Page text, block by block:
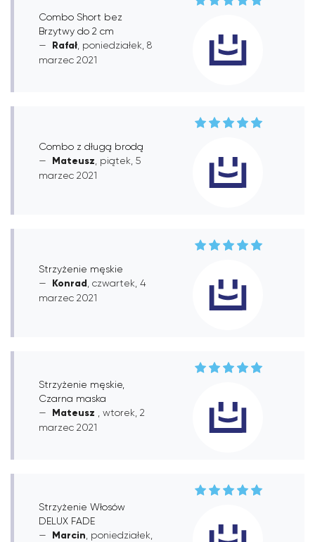
Combo Short bez
Brzytwy do 2 cm
Rafał , poniedziałek, 8
marzec 2021
Combo z długą brodą
Mateusz , piątek, 5
marzec 2021
Strzyżenie męskie
Konrad , czwartek, 4
marzec 2021
Strzyżenie męskie,
Czarna maska
Mateusz
, wtorek, 2
marzec 2021
Strzyżenie Włosów
DELUX FADE
Marcin , poniedziałek,